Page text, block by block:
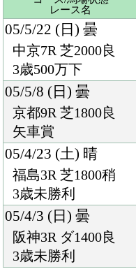
05/4/23 (土) 晴
福島3R 芝1800稍
05/4/3 (日) 曇
阪神3R ダ1400良
3歳未勝利
4 13
Back
クラブ紹介 入会案内
著作権 個人情報保護方
アプリケーションプライバシ
PCサイト